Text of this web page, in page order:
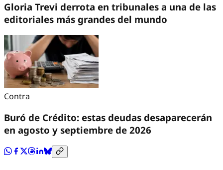
Gloria Trevi derrota en tribunales a una de las
editoriales más grandes del mundo
Contra
Buró de Crédito: estas deudas desaparecerán
en agosto y septiembre de 2026